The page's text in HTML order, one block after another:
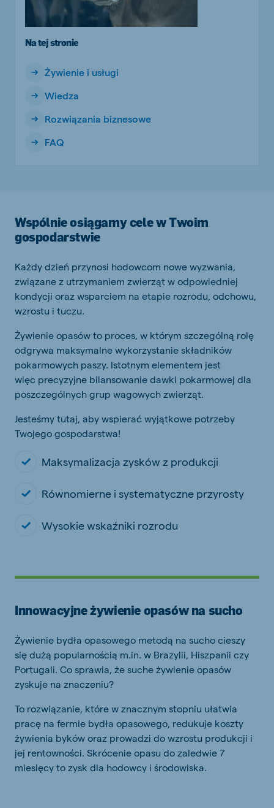
Na tej stronie
Żywienie i usługi
Wiedza
Rozwiązania biznesowe
FAQ
Wspólnie osiągamy cele w Twoim
gospodarstwie
Każdy dzień przynosi hodowcom nowe wyzwania,
związane z utrzymaniem zwierząt w odpowiedniej
kondycji oraz wsparciem na etapie rozrodu, odchowu,
wzrostu i tuczu.
Żywienie opasów to proces, w którym szczególną rolę
odgrywa maksymalne wykorzystanie składników
pokarmowych paszy. Istotnym elementem jest
więc precyzyjne bilansowanie dawki pokarmowej dla
poszczególnych grup wagowych zwierząt.
Jesteśmy tutaj, aby wspierać wyjątkowe potrzeby
Twojego gospodarstwa!
Maksymalizacja zysków z produkcji
Równomierne i systematyczne przyrosty
Wysokie wskaźniki rozrodu
Innowacyjne żywienie opasów na sucho
Żywienie bydła opasowego metodą na sucho cieszy
się dużą popularnością m.in. w Brazylii, Hiszpanii czy
Portugali. Co sprawia, że suche żywienie opasów
zyskuje na znaczeniu?
To rozwiązanie, które w znacznym stopniu ułatwia
pracę na fermie bydła opasowego, redukuje koszty
żywienia byków oraz prowadzi do wzrostu produkcji i
jej rentowności. Skrócenie opasu do zaledwie 7
miesięcy to zysk dla hodowcy i środowiska.